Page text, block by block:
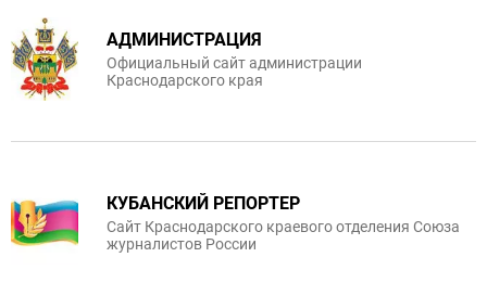
АДМИНИСТРАЦИЯ
Официальный сайт администрации
Краснодарского края
КУБАНСКИЙ РЕПОРТЕР
Сайт Краснодарского краевого отделения Союза
журналистов России